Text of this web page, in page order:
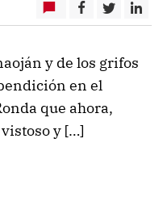
y de los grifos
en el
que ahora,
y […]